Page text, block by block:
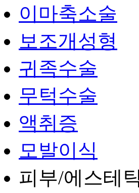
이마축소술
보조개성형
귀족수술
무턱수술
액취증
모발이식
피부/에스테틱